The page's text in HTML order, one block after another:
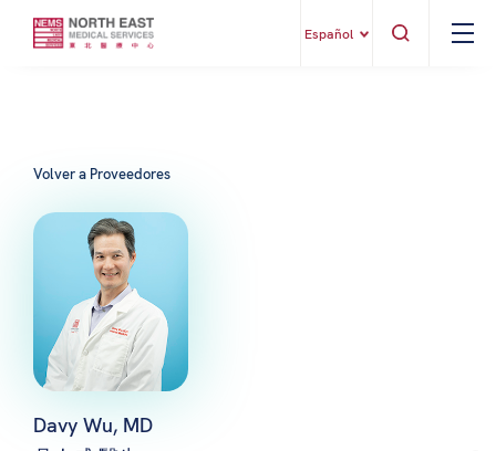
Español
Volver a Proveedores
Davy Wu, MD